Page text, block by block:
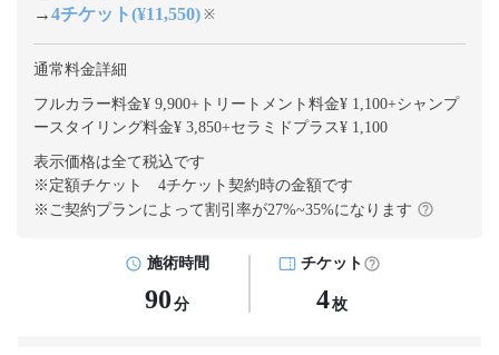
→4チケット(¥11,550) ※
通常料金詳細
フルカラー料金¥ 9,900+ トリートメント料金¥ 1,100+シャンプ
ースタイリング料金¥ 3,850+セラミドプラス¥ 1,100
表示価格は全て税込です
※定額チケット 4チケット契約時の金額です
※ご契約プランによって割引率が27%~35%になります
施術時間
90 分
チケット
4枚